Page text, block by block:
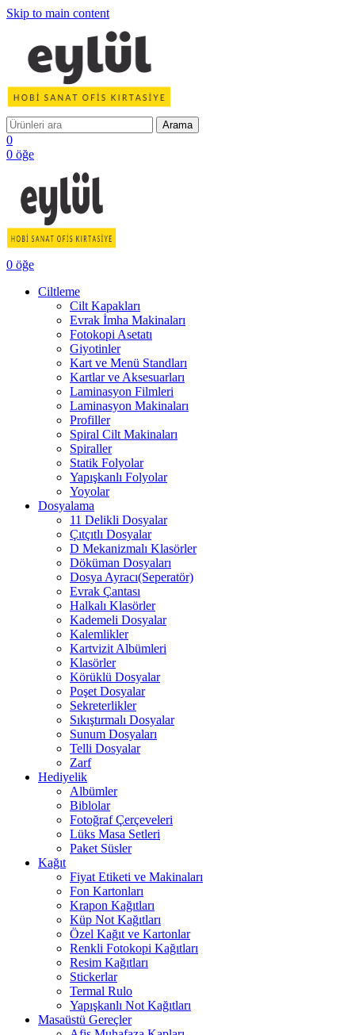
Skip to main content
Arama
0
0 öğe
0 öğe
Ciltleme
Cilt Kapakları
Evrak İmha Makinaları
Fotokopi Asetatı
Giyotinler
Kart ve Menü Standları
Kartlar ve Aksesuarları
Laminasyon Filmleri
Laminasyon Makinaları
Profiller
Spiral Cilt Makinaları
Spiraller
Statik Folyolar
Yapışkanlı Folyolar
Yoyolar
Dosyalama
11 Delikli Dosyalar
Çıtçıtlı Dosyalar
D Mekanizmalı Klasörler
Döküman Dosyaları
Dosya Ayracı(Seperatör)
Evrak Çantası
Halkalı Klasörler
Kademeli Dosyalar
Kalemlikler
Kartvizit Albümleri
Klasörler
Körüklü Dosyalar
Poşet Dosyalar
Sekreterlikler
Sıkıştırmalı Dosyalar
Sunum Dosyaları
Telli Dosyalar
Zarf
Hediyelik
Albümler
Biblolar
Fotoğraf Çerçeveleri
Lüks Masa Setleri
Paket Süsler
Kağıt
Fiyat Etiketi ve Makinaları
Fon Kartonları
Krapon Kağıtları
Küp Not Kağıtları
Özel Kağıt ve Kartonlar
Renkli Fotokopi Kağıtları
Resim Kağıtları
Stickerlar
Termal Rulo
Yapışkanlı Not Kağıtları
Masaüstü Gereçler